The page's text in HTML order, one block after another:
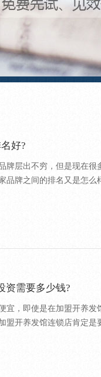
好?
牌层出不穷，但是现在
品牌之间的排名又是怎么
资需要多少钱?
宜，即使是在加盟开养
盟开养发馆连锁店肯定是